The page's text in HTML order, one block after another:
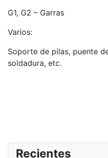
G1, G2 – Garras
Varios:
Soporte de pilas, puente
soldadura, etc.
Recientes